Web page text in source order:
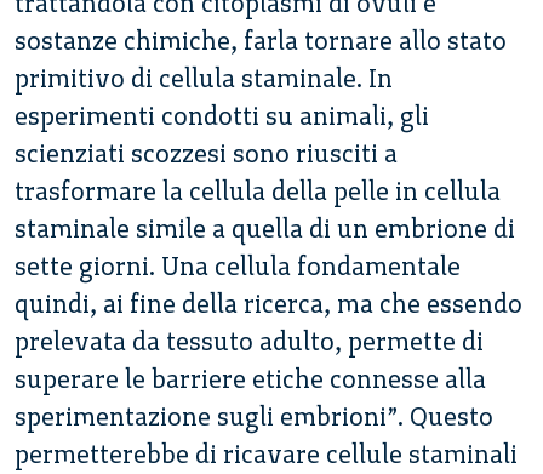
sostanze chimiche, farla tornare allo stato
primitivo di cellula staminale. In
esperimenti condotti su animali, gli
scienziati scozzesi sono riusciti a
trasformare la cellula della pelle in cellula
staminale simile a quella di un embrione di
sette giorni. Una cellula fondamentale
quindi, ai fine della ricerca, ma che essendo
prelevata da tessuto adulto, permette di
superare le barriere etiche connesse alla
sperimentazione sugli embrioni”. Questo
permetterebbe di ricavare cellule staminali